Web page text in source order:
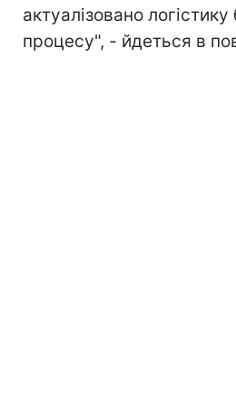
актуалізовано
процесу", - йдеться в